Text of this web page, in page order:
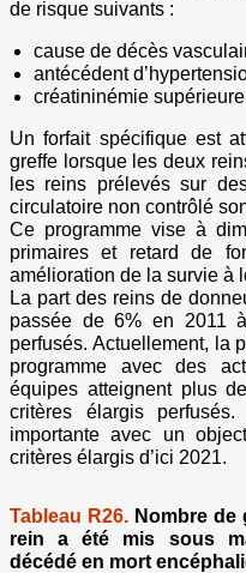
de risque suivants :
cause de décès
antécédent
créatininémie
Un forfait spécifique est
greffe lorsque les deux
les reins prélevés sur
circulatoire non contrôlé
Ce programme vise à
primaires et retard de
amélioration de la survie à
La part des reins de
passée de 6% en 2011
perfusés. Actuellement, la
programme avec des
équipes atteignent plus
critères élargis
importante avec un
critères élargis d’ici 2021.
Tableau R26. Nombre de
rein a été mis sous
décédé en mort